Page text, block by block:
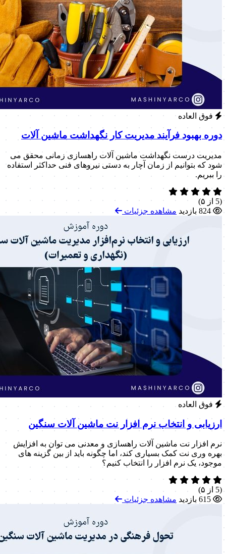
فوق العاده
دوره بهبود فرآیند مدیریت کار نگهداشت ماشین آلات
مدیریت درست نگهداشت ماشین آلات راهسازی زمانی محقق می
شود که بتوانیم از زمان آچار به دستی نیروهای فنی حداکثر استفاده
را ببریم.
(5 از ۵)
824 بازدید
مشاهده جزئیات
فوق العاده
ارزیابی و انتخاب نرم افزار نت ماشین آلات سنگین
نرم افزار نت ماشین آلات راهسازی و معدنی می توان به افزایش
بهره وری نت کمک بسیاری کند، اما چگونه باید از بین گزینه های
موجود، یک نرم افزار را انتخاب کنیم؟
(5 از ۵)
مشاهده جزئیات